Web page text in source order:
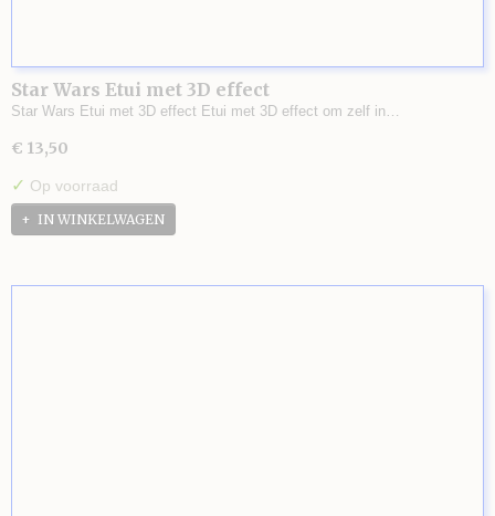
Star Wars Etui met 3D effect
Star Wars Etui met 3D effect Etui met 3D effect om zelf in…
€ 13,50
✓ Op voorraad
IN WINKELWAGEN